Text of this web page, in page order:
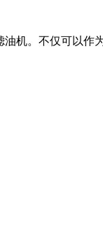
机。不仅可以